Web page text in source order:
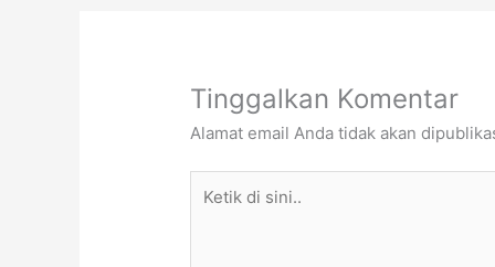
Tinggalkan Komentar
Alamat email Anda tidak akan